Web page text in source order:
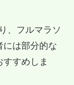
、フルマラソ
には部分的な
すめしま